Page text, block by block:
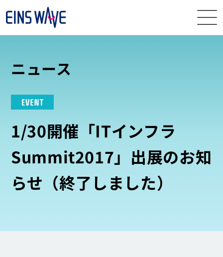
イベント・ セミナー
サービス
導入事例
ナレッジ
EINSWAVEとは
ニュース
1/30開催「ITインフラ
Summit2017」出展のお知
らせ（終了しました）